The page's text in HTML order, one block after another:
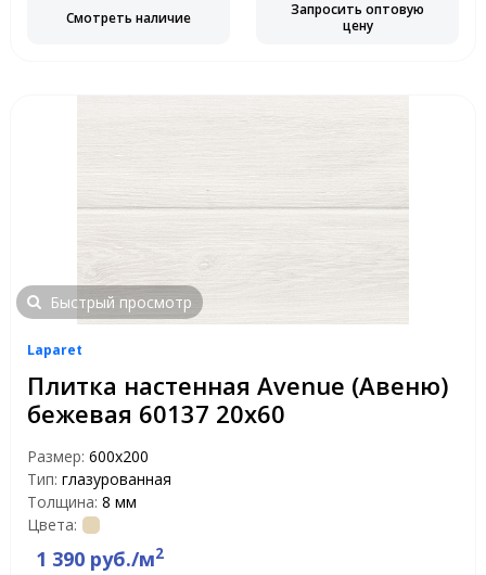
Смотреть наличие
Запросить оптовую
цену
Быстрый просмотр
Laparet
Плитка настенная Avenue (Авеню)
бежевая 60137 20х60
Размер: 600х200
Тип: глазурованная
Толщина: 8 мм
Цвета:
1 390 руб./м2